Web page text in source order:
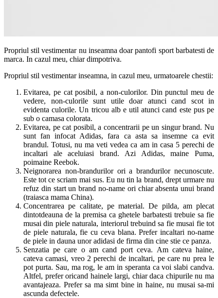
Propriul stil vestimentar nu inseamna doar pantofi sport barbatesti de
marca. In cazul meu, chiar dimpotriva.
Propriul stil vestimentar inseamna, in cazul meu, urmatoarele chestii:
Evitarea, pe cat posibil, a non-culorilor. Din punctul meu de
vedere, non-culorile sunt utile doar atunci cand scot in
evidenta culorile. Un tricou alb e util atunci cand este pus pe
sub o camasa colorata.
Evitarea, pe cat posibil, a concentrarii pe un singur brand. Nu
sunt fan infocat Adidas, fara ca asta sa insemne ca evit
brandul. Totusi, nu ma veti vedea ca am in casa 5 perechi de
incaltari ale aceluiasi brand. Azi Adidas, maine Puma,
poimaine Reebok.
Neignorarea non-brandurilor ori a brandurilor necunoscute.
Este tot ce scriam mai sus. Eu nu tin la brand, drept urmare nu
refuz din start un brand no-name ori chiar absenta unui brand
(traiasca mama China).
Concentrarea pe calitate, pe material. De pilda, am plecat
dintotdeauna de la premisa ca ghetele barbatesti trebuie sa fie
musai din piele naturala, interiorul trebuind sa fie musai fie tot
de piele naturala, fie cu ceva blana. Prefer incaltari no-name
de piele in dauna unor adidasi de firma din cine stie ce panza.
Senzatia pe care o am cand port ceva. Am cateva haine,
cateva camasi, vreo 2 perechi de incaltari, pe care nu prea le
pot purta. Sau, ma rog, le am in speranta ca voi slabi candva.
Altfel, prefer oricand hainele largi, chiar daca chipurile nu ma
avantajeaza. Prefer sa ma simt bine in haine, nu musai sa-mi
ascunda defectele.